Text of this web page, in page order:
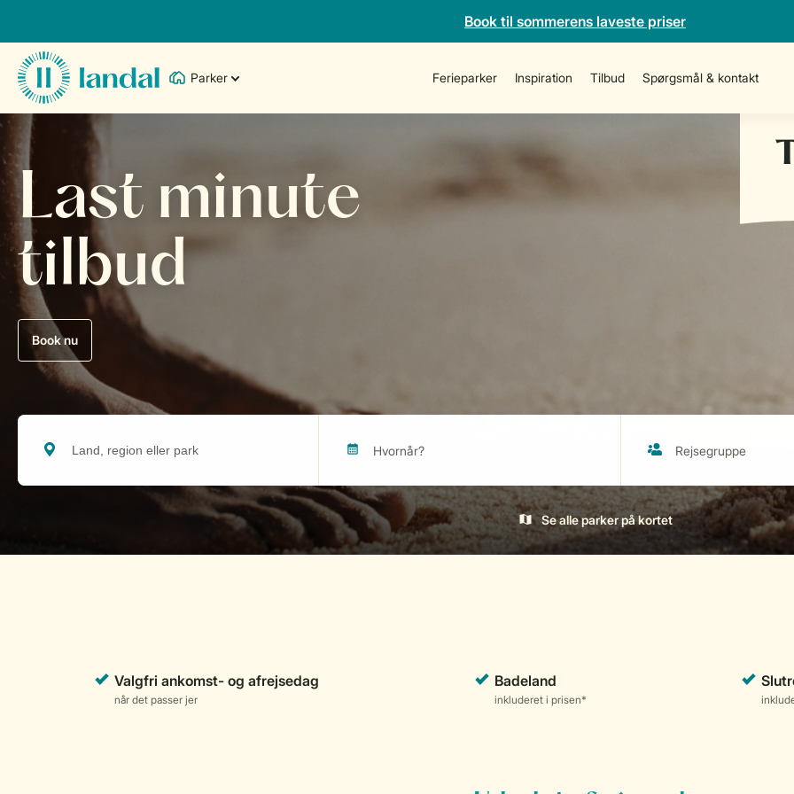
Book til sommerens laveste priser
Parker Ferieparker Inspiration Tilbud Spørgsmål & kontakt
Last minute
tilbud
Book nu
Se alle parker på kortet